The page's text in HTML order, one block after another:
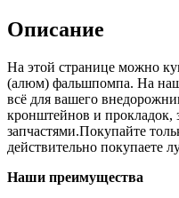
Описание
На этой странице можно
(алюм) фальшпомпа. На
всё для вашего
кронштейнов и прокладок,
запчастями.Покупайте
действительно покупаете
Наши преимущества